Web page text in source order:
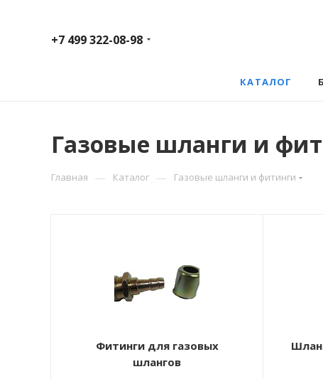
+7 499 322-08-98
КАТАЛОГ
Газовые шланги и
Главная — Каталог — Газовые шланги и фитинги
Фитинги для газовых
шлангов